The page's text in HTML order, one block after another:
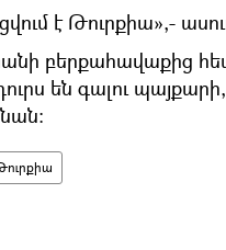
է Թուրքիա»,-
բերքահավաքից
են գալու